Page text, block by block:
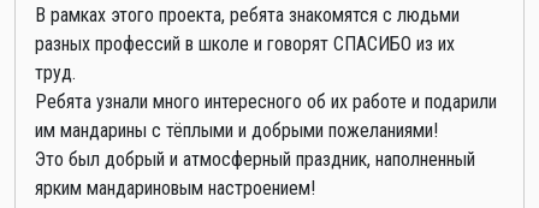
В рамках этого проекта, ребята знакомятся с людьми
разных профессий в школе и говорят СПАСИБО из их
труд.
Ребята узнали много интересного об их работе и подарили
им мандарины с тёплыми и добрыми пожеланиями!
Это был добрый и атмосферный праздник, наполненный
ярким мандариновым настроением!